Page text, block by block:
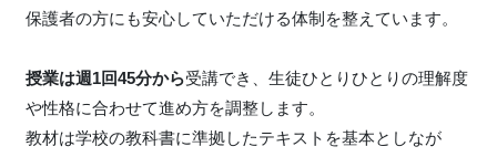
保護者の方にも安心していただける体制を整えています。
授業は週1回45分から受講でき、生徒ひとりひとりの理解度
や性格に合わせて進め方を調整します。
教材は学校の教科書に準拠したテキストを基本としなが